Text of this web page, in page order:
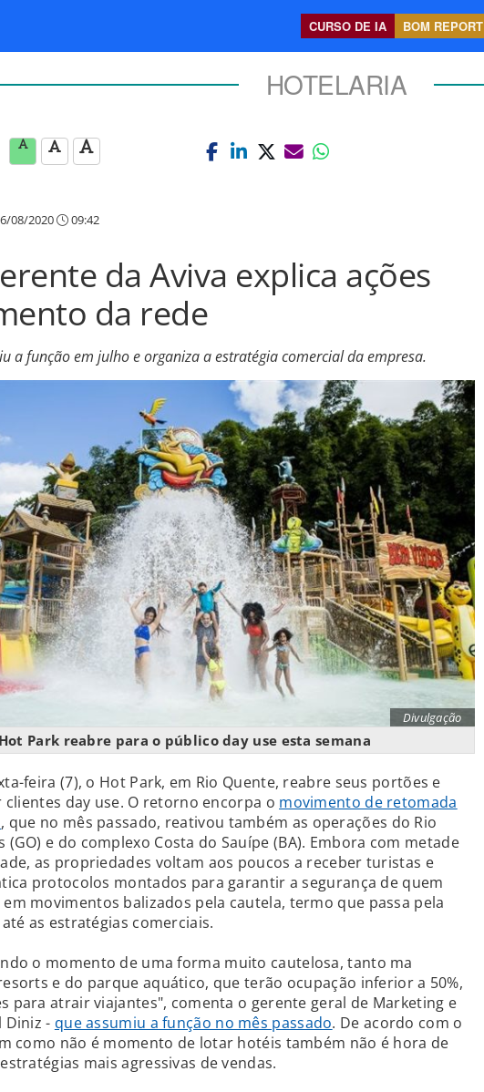
CURSO DE IA BOM REPORT
HOTELARIA
08/2020 09:42
da Aviva explica ações
da rede
a função em julho e organiza a estratégia comercial da empresa.
Divulgação
Hot Park reabre para o público day use esta semana
feira (7), o Hot Park, em Rio Quente, reabre seus portões e
day use. O retorno encorpa o movimento de retomada
, que no mês passado, reativou também as operações do Rio
(GO) e do complexo Costa do Sauípe (BA). Embora com metade
as propriedades voltam aos poucos a receber turistas e
protocolos montados para garantir a segurança de quem
em movimentos balizados pela cautela, termo que passa pela
as estratégias comerciais.
o momento de uma forma muito cautelosa, tanto ma
e do parque aquático, que terão ocupação inferior a 50%,
para atrair viajantes", comenta o gerente geral de Marketing e
Diniz - que assumiu a função no mês passado. De acordo com o
como não é momento de lotar hotéis também não é hora de
mais agressivas de vendas.